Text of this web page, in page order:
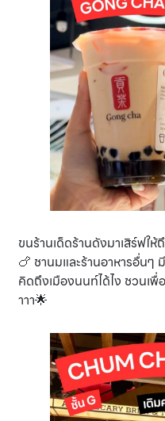
ขนร้านเด็ดร้านดังมาเสิร์ฟใ
🍗 ชานมและร้านอาหารอื่นๆ
คิดถึงเมืองนนท์ได้ไง ชวนเ
าาา🌟